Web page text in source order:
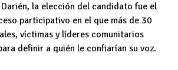
la elección del candidato fue el
participativo en el que más de 30
víctimas y líderes comunitarios
definir a quién le confiarían su voz.